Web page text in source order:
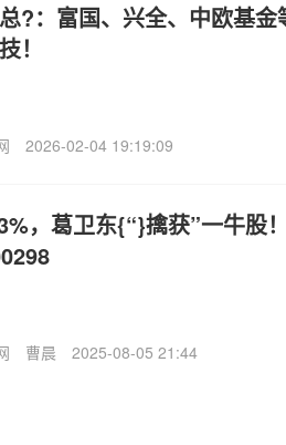
?：富国、兴全、中欧基
！
2026-02-04 19:19:09
，葛卫东{“}擒获”一牛股
曹晨 2025-08-05 21:44